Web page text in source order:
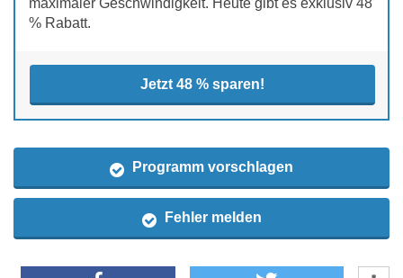
% Rabatt.
Jetzt 48 % sparen!
Programm vorschlagen
Fehler melden